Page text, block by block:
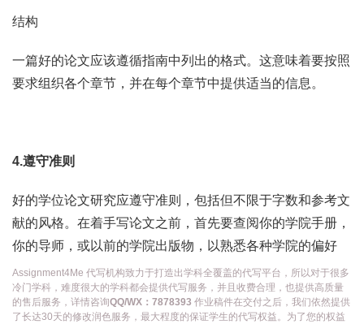
结构
一篇好的论文应该遵循指南中列出的格式。这意味着要按照
要求组织各个章节，并在每个章节中提供适当的信息。
4.遵守准则
好的学位论文研究应遵守准则，包括但不限于字数和参考文
献的风格。在着手写论文之前，首先要查阅你的学院手册，
你的导师，或以前的学院出版物，以熟悉各种学院的偏好
Assignment4Me 代写机构致力于打造出学科全覆盖的代写平台，所以对于很多
冷门学科，难度很大的学科都会提供代写服务，并且收费合理，也提供高质量
的售后服务，详情咨询QQ/WX：7878393 作业稿件在交付之后，我们依然提供
了长达30天的修改润色服务，最大程度的保证学生的代写权益。为了您的权益